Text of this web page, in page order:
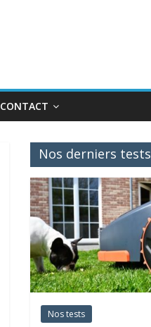
CONTACT
Nos derniers tests
Nos tests